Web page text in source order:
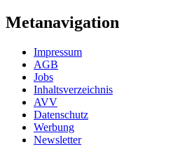
Metanavigation
Impressum
AGB
Jobs
Inhaltsverzeichnis
AVV
Datenschutz
Werbung
Newsletter